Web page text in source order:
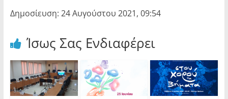
Δημοσίευση: 24 Αυγούστου 2021, 09:54
Ίσως Σας Ενδιαφέρει